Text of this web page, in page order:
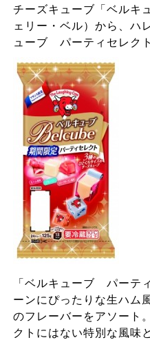
チーズキューブ「ベルキ
ェリー・ベル）から、ハ
ューブ パーティセレク
「ベルキューブ パーテ
ーンにぴったりな生ハム
のフレーバーをアソート
クトにはない特別な風味